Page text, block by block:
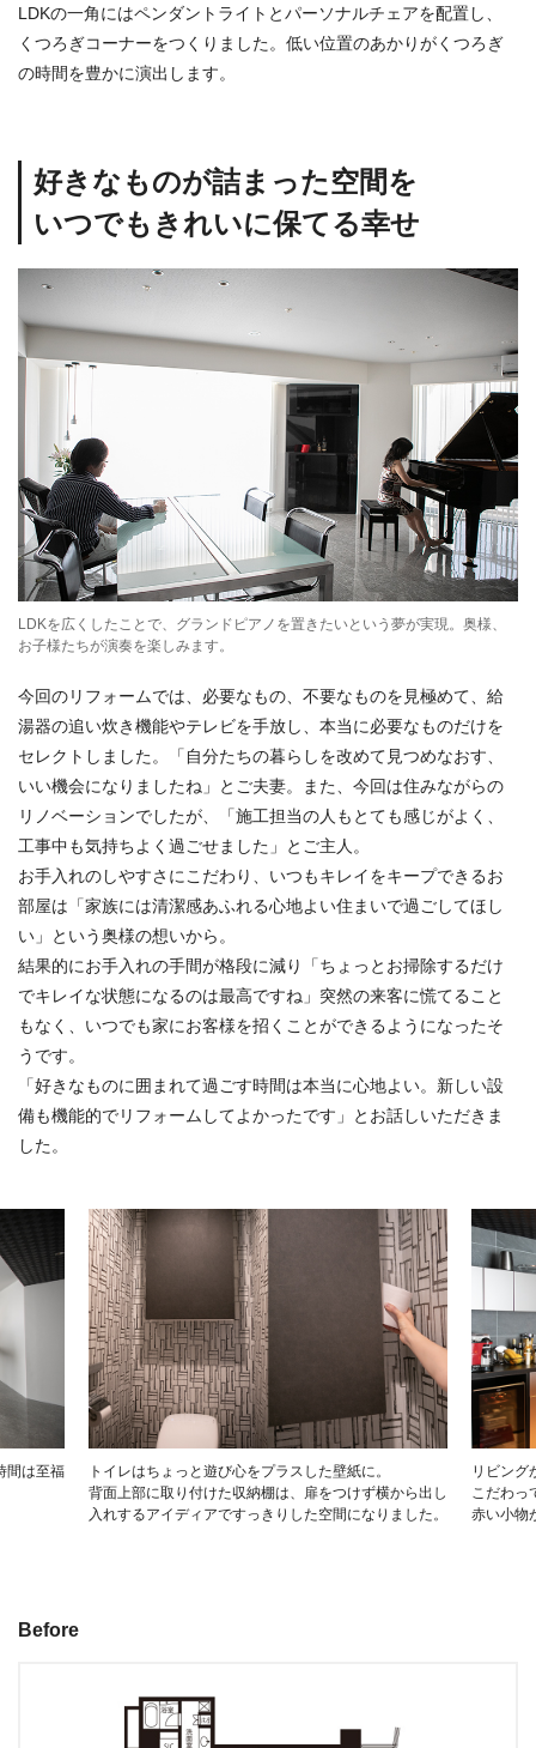
LDKの一角にはペンダントライトとパーソナルチェアを配置し、
くつろぎコーナーをつくりました。低い位置のあかりがくつろぎ
の時間を豊かに演出します。
好きなものが詰まった空間を
いつでもきれいに保てる幸せ
LDKを広くしたことで、グランドピアノを置きたいという夢が実現。奥様、
お子様たちが演奏を楽しみます。
今回のリフォームでは、必要なもの、不要なものを見極めて、給
湯器の追い炊き機能やテレビを手放し、本当に必要なものだけを
セレクトしました。「自分たちの暮らしを改めて見つめなおす、
いい機会になりましたね」とご夫妻。また、今回は住みながらの
リノベーションでしたが、「施工担当の人もとても感じがよく、
工事中も気持ちよく過ごせました」とご主人。
お手入れのしやすさにこだわり、いつもキレイをキープできるお
部屋は「家族には清潔感あふれる心地よい住まいで過ごしてほし
い」という奥様の想いから。
結果的にお手入れの手間が格段に減り「ちょっとお掃除するだけ
でキレイな状態になるのは最高ですね」突然の来客に慌てること
もなく、いつでも家にお客様を招くことができるようになったそ
うです。
「好きなものに囲まれて過ごす時間は本当に心地よい。新しい設
備も機能的でリフォームしてよかったです」とお話しいただきま
した。
は至福
トイレはちょっと遊び心をプラスした壁紙に。
背面上部に取り付けた収納棚は、扉をつけず横から出し
入れするアイディアですっきりした空間になりました。
リビング
こだわっ
赤い小物
Before